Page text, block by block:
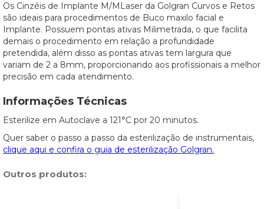
Os Cinzéis de Implante M/MLaser da Golgran Curvos e Retos
são ideais para procedimentos de Buco maxilo facial e
Implante. Possuem pontas ativas Milimetrada, o que facilita
demais o procedimento em relação a profundidade
pretendida, além disso as pontas ativas tem largura que
variam de 2 a 8mm, proporcionando aos profissionais a melhor
precisão em cada atendimento.
Informações Técnicas
Esterilize em Autoclave a 121°C por 20 minutos.
Quer saber o passo a passo da esterilização de instrumentais,
clique aqui e confira o guia de esterilização Golgran.
Outros produtos: